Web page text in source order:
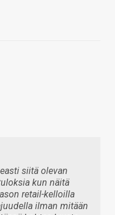
siitä olevan
kun näitä
retail-kelloilla
ilman mitään